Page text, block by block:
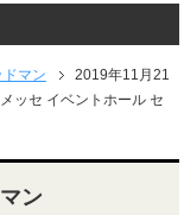
マン
2019年11月21
ッセ イベントホール セ
ン